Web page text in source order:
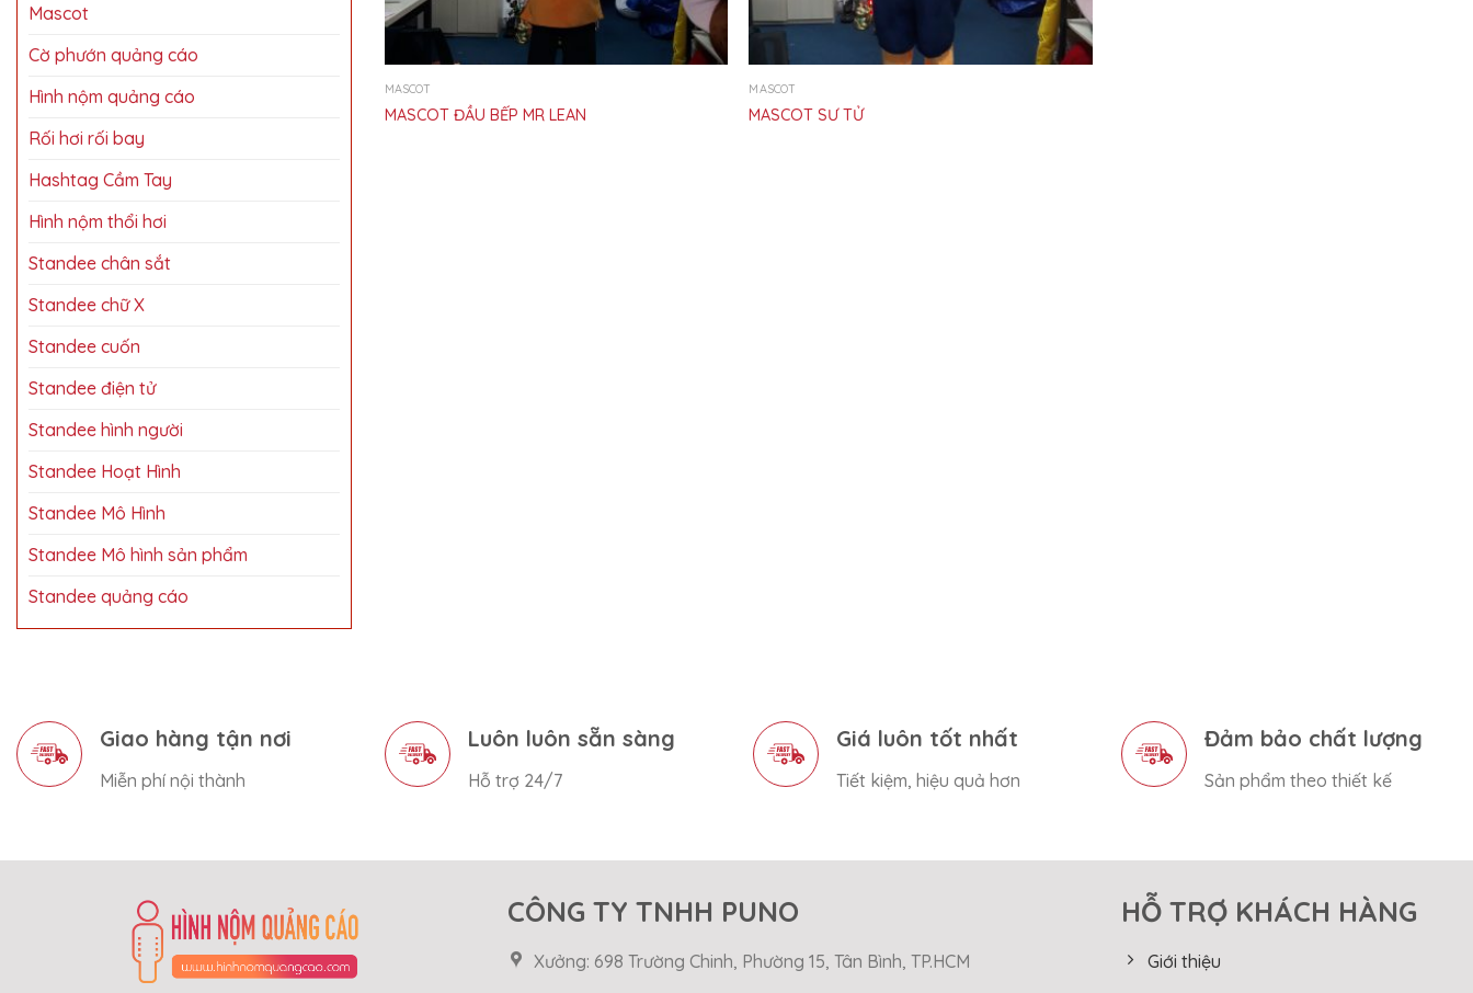
Mascot
Cờ phướn quảng cáo
Hình nộm quảng cáo
Rối hơi rối bay
Hashtag Cầm Tay
Hình nộm thổi hơi
Standee chân sắt
Standee chữ X
Standee cuốn
Standee điện tử
Standee hình người
Standee Hoạt Hình
Standee Mô Hình
Standee Mô hình sản phẩm
Standee quảng cáo
MASCOT
MASCOT ĐẦU BẾP MR LEAN
MASCOT
MASCOT SƯ TỬ
Giao hàng tận nơi
Miễn phí nội thành
Luôn luôn sẵn sàng
Hỗ trợ 24/7
Giá luôn tốt nhất
Tiết kiệm, hiệu quả hơn
Đảm bảo chất lượng
Sản phẩm theo thiết kế
CÔNG TY TNHH PUNO
Xưởng: 698 Trường Chinh, Phường 15, Tân Bình, TP.HCM
HỖ TRỢ KHÁCH HÀNG
Giới thiệu